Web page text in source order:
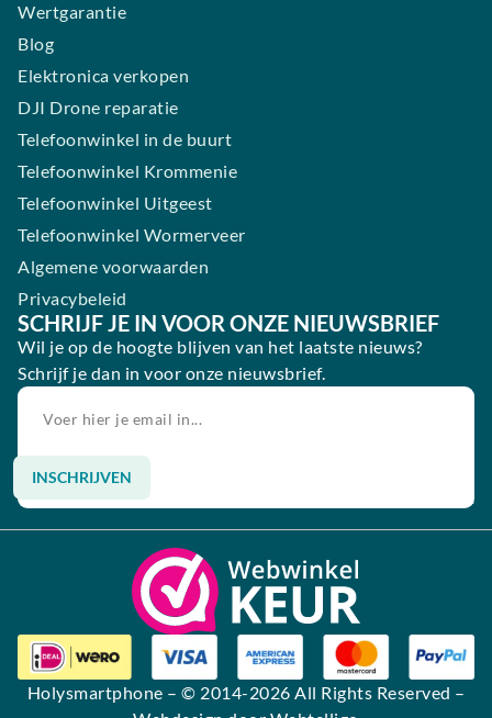
Wertgarantie
Blog
Elektronica verkopen
DJI Drone reparatie
Telefoonwinkel in de buurt
Telefoonwinkel Krommenie
Telefoonwinkel Uitgeest
Telefoonwinkel Wormerveer
Algemene voorwaarden
Privacybeleid
SCHRIJF JE IN VOOR ONZE NIEUWSBRIEF
Wil je op de hoogte blijven van het laatste nieuws?
Schrijf je dan in voor onze nieuwsbrief.
INSCHRIJVEN
Alternative:
Holysmartphone – © 2014-2026 All Rights Reserved –